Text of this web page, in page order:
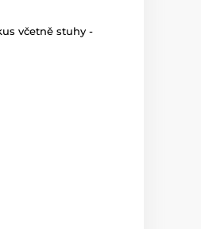
včetně stuhy -